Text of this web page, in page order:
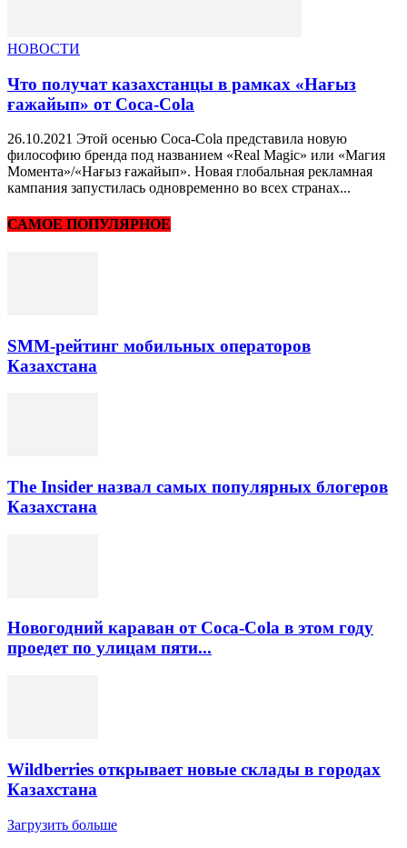
НОВОСТИ
Что получат казахстанцы в рамках «Нағыз
ғажайып» от Coca-Cola
26.10.2021 Этой осенью Coca-Cola представила новую
философию бренда под названием «Real Magic» или «Магия
Момента»/«Нағыз ғажайып». Новая глобальная рекламная
кампания запустилась одновременно во всех странах...
САМОЕ ПОПУЛЯРНОЕ
SMM-рейтинг мобильных операторов
Казахстана
The Insider назвал самых популярных блогеров
Казахстана
Новогодний караван от Coca-Cola в этом году
проедет по улицам пяти...
Wildberries открывает новые склады в городах
Казахстана
Загрузить больше